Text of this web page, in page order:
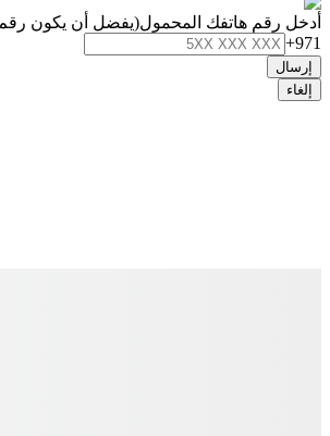
أدخل رقم هاتفك المحمول(يفضل أن يكون
+971
إرسال
إلغاء